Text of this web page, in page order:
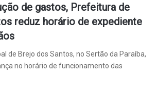
de gastos, Prefeitura de
reduz horário de expediente
de Brejo dos Santos, no Sertão da Paraíba,
no horário de funcionamento das